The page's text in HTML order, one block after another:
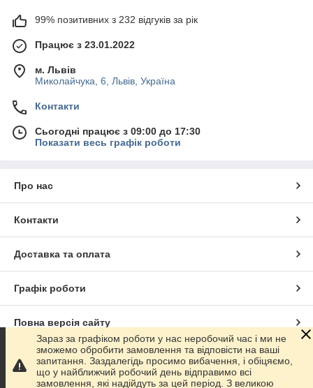
99% позитивних з 232 відгуків за рік
Працює з 23.01.2022
м. Львів
Миколайчука, 6, Львів, Україна
Контакти
Сьогодні працює з 09:00 до 17:30
Показати весь графік роботи
Про нас
Контакти
Доставка та оплата
Графік роботи
Повна версія сайту
Сайт створено на маркетплейсіProm.ua
Зараз за графіком роботи у нас неробочий час і ми не
зможемо обробити замовлення та відповісти на ваші
запитання. Заздалегідь просимо вибачення, і обіцяємо,
що у найближчий робочий день відправимо всі
замовлення, які надійдуть за цей період. З великою